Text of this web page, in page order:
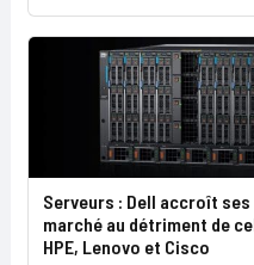
Serveurs : Dell accroît
marché au détriment de
HPE, Lenovo et Cisco